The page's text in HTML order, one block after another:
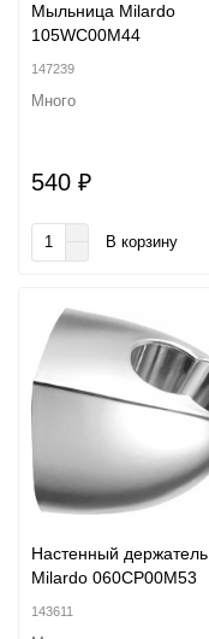
Мыльница Milardo
105WC00M44
147239
Много
540 ₽
В корзину
Настенный держатель
Milardo 060CP00M53
143611